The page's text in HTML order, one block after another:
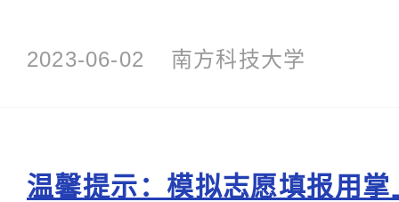
2023-06-02 南方科技大学
温馨提示：模拟志愿填报用